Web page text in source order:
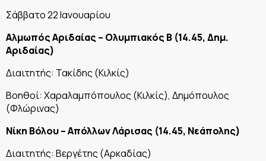
Σάββατο 22 Ιανουαρίου
Αλμωπός Αριδαίας – Ολυμπιακός Β (14.45, Δημ.
Αριδαίας)
Διαιτητής: Τακίδης (Κιλκίς)
Βοηθοί: Χαραλαμπόπουλος (Κιλκίς), Δημόπουλος
(Φλώρινας)
Νίκη Βόλου – Απόλλων Λάρισας (14.45, Νεάπολης)
Διαιτητής: Βεργέτης (Αρκαδίας)